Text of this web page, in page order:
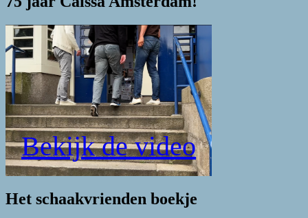
Bekijk de video
Het schaakvrienden boekje